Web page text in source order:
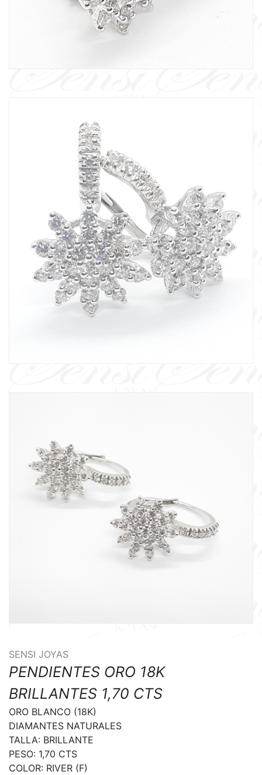
SENSI JOYAS
PENDIENTES ORO 18K
BRILLANTES 1,70 CTS
ORO BLANCO (18K)
DIAMANTES NATURALES
TALLA: BRILLANTE
PESO: 1,70 CTS
COLOR: RIVER (F)